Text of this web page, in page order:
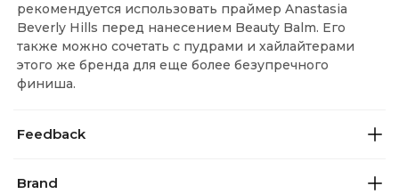
рекомендуется использовать праймер Anastasia
Beverly Hills перед нанесением Beauty Balm. Его
также можно сочетать с пудрами и хайлайтерами
этого же бренда для еще более безупречного
финиша.
Feedback
Brand